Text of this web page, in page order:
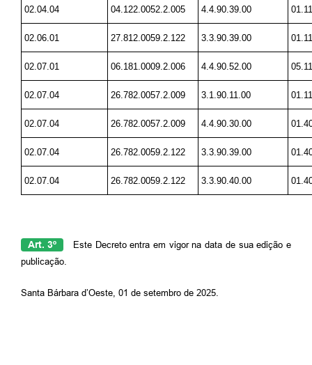
02.04.04 04.122.0052.2.005 4.4.90.39.00
02.06.01 27.812.0059.2.122 3.3.90.39.00
02.07.01 06.181.0009.2.006 4.4.90.52.00
02.07.04 26.782.0057.2.009 3.1.90.11.00
02.07.04 26.782.0057.2.009 4.4.90.30.00
02.07.04 26.782.0059.2.122 3.3.90.39.00
02.07.04 26.782.0059.2.122 3.3.90.40.00
Art. 3º
Este Decreto entra em vigor na data de sua edição e
publicação.
Santa Bárbara d’Oeste, 01 de setembro de 2025.